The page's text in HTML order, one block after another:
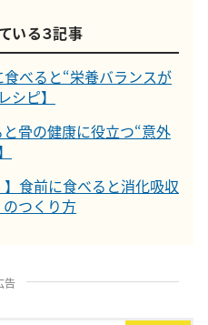
いる３記事
食べると“栄養バランスが
シピ】
と骨の健康に役立つ“意外
】食前に食べると消化吸収
つくり方
告